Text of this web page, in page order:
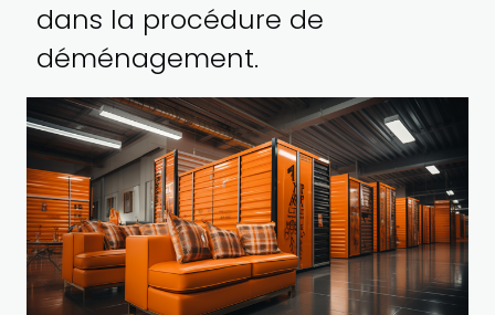
dans la procédure de
déménagement.